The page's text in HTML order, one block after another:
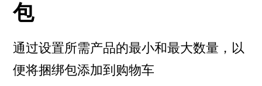
包
通过设置所需产品的最小和最大数量，以
便将捆绑包添加到购物车